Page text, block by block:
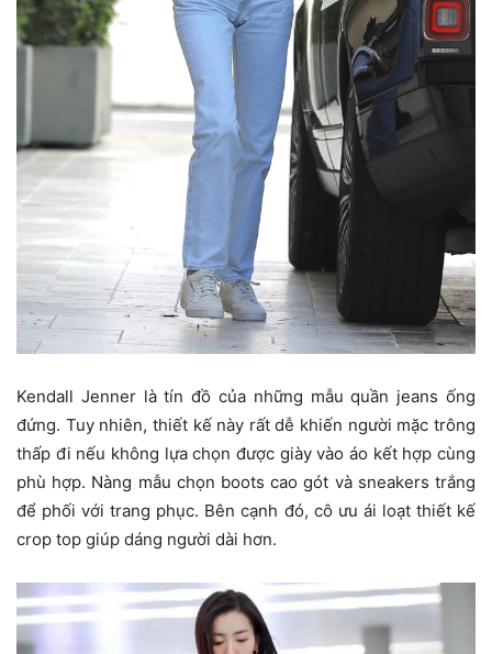
Kendall Jenner là tín đồ của những mẫu quần jeans ống
đứng. Tuy nhiên, thiết kế này rất dễ khiến người mặc trông
thấp đi nếu không lựa chọn được giày vào áo kết hợp cùng
phù hợp. Nàng mẫu chọn boots cao gót và sneakers trắng
để phối với trang phục. Bên cạnh đó, cô ưu ái loạt thiết kế
crop top giúp dáng người dài hơn.